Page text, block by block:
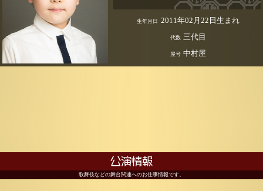
生年月日 2011年02月22日生まれ
代数 三代目
屋号 中村屋
公演情報
歌舞伎などの舞台関連へのお仕事情報です。